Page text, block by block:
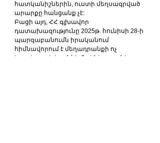
հատկանիշներին, ուստի մեղսագրված
արարքը հանցանք չէ:
Բացի այդ, ՀՀ գլխավոր
դատախազությունը 2025թ. հունիսի 28-ի
պարզաբանումն իրականում
հիմնավորում է մեղադրանքի ոչ
իրավաչափ և անհիմն լինելը, քանի որ